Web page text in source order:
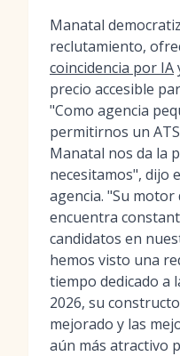
Manatal
reclutamiento,
coincidencia por IA
precio accesible
"Como agencia
permitirnos un
Manatal nos da la
necesitamos", dijo
agencia. "Su motor
encuentra
candidatos en
hemos visto una
tiempo dedicado a
2026, su
mejorado y las
aún más atractivo